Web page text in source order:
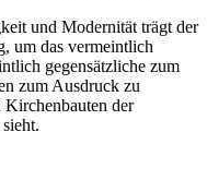
und Modernität trägt der
um das vermeintlich
gegensätzliche zum
zum Ausdruck zu
Kirchenbauten der